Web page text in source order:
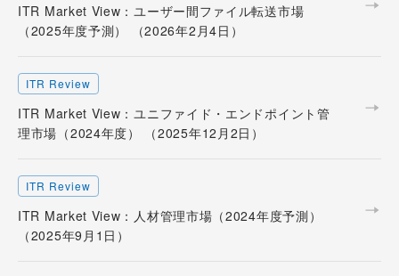
ITR Market View：ユーザー間ファイル転送市場
（2025年度予測） （2026年2月4日）
ITR Review
ITR Market View：ユニファイド・エンドポイント管
理市場（2024年度） （2025年12月2日）
ITR Review
ITR Market View：人材管理市場（2024年度予測）
（2025年9月1日）